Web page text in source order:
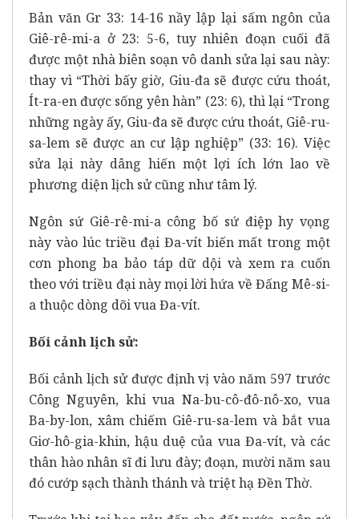
Bản văn Gr 33: 14-16 nầy lập lại sấm ngôn của
Giê-rê-mi-a ở 23: 5-6, tuy nhiên đoạn cuối đã
được một nhà biên soạn vô danh sửa lại sau này:
thay vì “Thời bấy giờ, Giu-đa sẽ được cứu thoát,
Ít-ra-en được sống yên hàn” (23: 6), thì lại “Trong
những ngày ấy, Giu-đa sẽ được cứu thoát, Giê-ru-
sa-lem sẽ được an cư lập nghiệp” (33: 16). Việc
sửa lại này dâng hiến một lợi ích lớn lao về
phương diện lịch sử cũng như tâm lý.
Ngôn sứ Giê-rê-mi-a công bố sứ điệp hy vọng
này vào lúc triều đại Đa-vít biến mất trong một
cơn phong ba bảo táp dữ dội và xem ra cuốn
theo với triều đại này mọi lời hứa về Đấng Mê-si-
a thuộc dòng dõi vua Đa-vít.
Bối cảnh lịch sử:
Bối cảnh lịch sử được định vị vào năm 597 trước
Công Nguyên, khi vua Na-bu-cô-đô-nô-xo, vua
Ba-by-lon, xâm chiếm Giê-ru-sa-lem và bắt vua
Giơ-hô-gia-khin, hậu duệ của vua Đa-vít, và các
thân hào nhân sĩ đi lưu đày; đoạn, mười năm sau
đó cướp sạch thành thánh và triệt hạ Đền Thờ.